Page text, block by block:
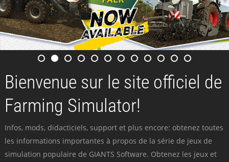
Bienvenue sur le site officiel de
Farming Simulator!
Infos, mods, didacticiels, support et plus encore: obtenez toutes
les informations importantes à propos de la série de jeux de
simulation populaire de GIANTS Software. Obtenez les jeux et